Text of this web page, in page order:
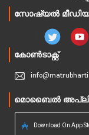
സോഷ്യൽ
കോൺടാക്റ്റ്
മൊബൈൽ
Download On App